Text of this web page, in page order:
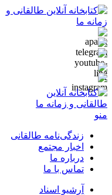
منو
زندگی‌نامه طالقانی
اخبار مجتمع
درباره ما
تماس با ما
آرشیو اسناد